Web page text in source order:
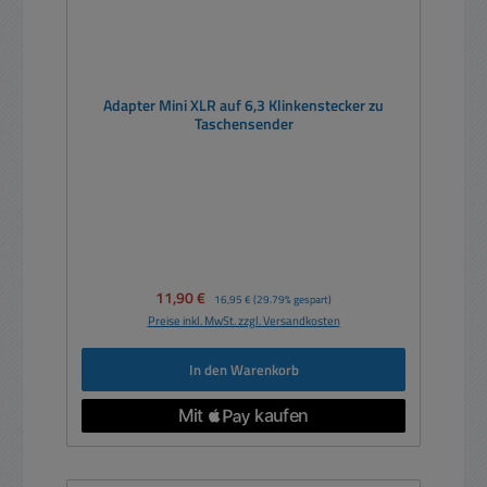
Adapter Mini XLR auf 6,3 Klinkenstecker zu
Taschensender
Verkaufspreis:
11,90 € Regulärer Preis:
16,95 € (29.79% gespart)
Preise inkl. MwSt. zzgl. Versandkosten
In den Warenkorb